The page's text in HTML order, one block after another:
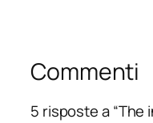
Commenti
5 risposte a “The